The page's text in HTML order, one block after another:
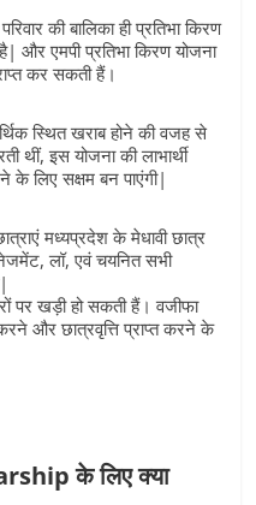
की बालिका ही प्रतिभा किरण
एमपी प्रतिभा किरण योजना
कर सकती हैं।
स्थित खराब होने की वजह से
थीं, इस योजना की लाभार्थी
के लिए सक्षम बन पाएंगी|
मध्यप्रदेश के मेधावी छात्र
लॉ, एवं चयनित सभी
पर खड़ी हो सकती हैं। वजीफा
और छात्रवृत्ति प्राप्त करने के
के लिए क्या